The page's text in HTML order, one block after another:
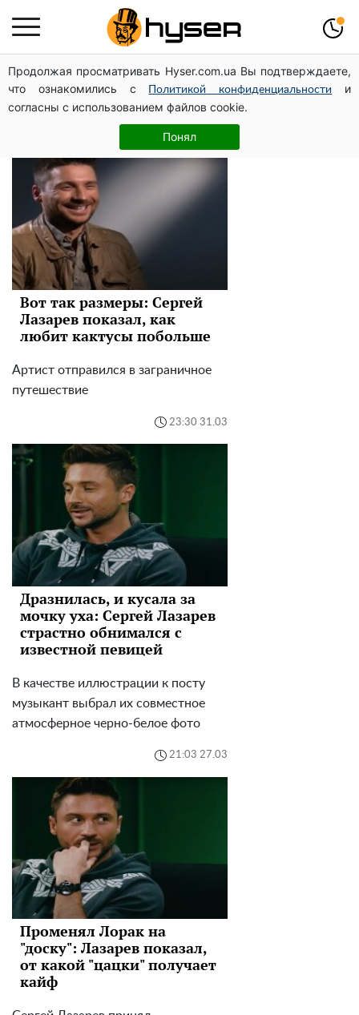
Продолжая просматривать Hyser.com.ua Вы подтверждаете,
что ознакомились с
Политикой конфиденциальности
и
согласны с использованием файлов cookie.
Понял
Сергей Лазарев
Вот так размеры: Сергей
Лазарев показал, как
любит кактусы побольше
Артист отправился в заграничное
путешествие
23:30 31.03
Дразнилась, и кусала за
мочку уха: Сергей Лазарев
страстно обнимался с
известной певицей
В качестве иллюстрации к посту
музыкант выбрал их совместное
атмосферное черно-белое фото
21:03 27.03
Променял Лорак на
"доску": Лазарев показал,
от какой "цацки" получает
кайф